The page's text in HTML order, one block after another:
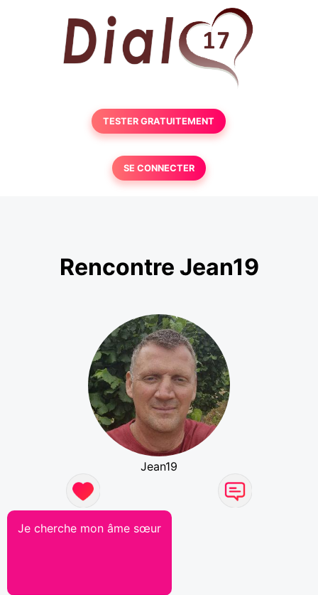
TESTER GRATUITEMENT
SE CONNECTER
Rencontre Jean19
Jean19
Je cherche mon âme sœur